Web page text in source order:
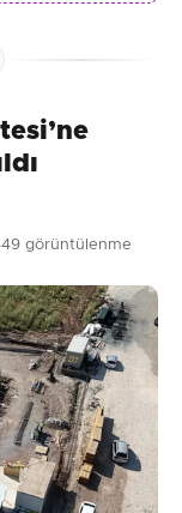
görüntülenme